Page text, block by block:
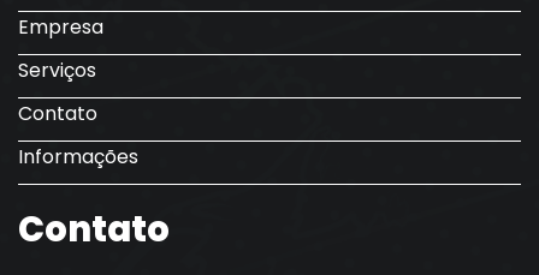
Empresa
Serviços
Contato
Informações
Contato